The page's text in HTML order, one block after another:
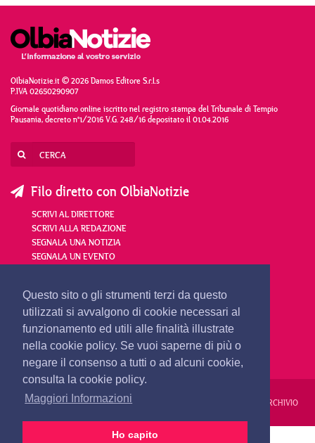
Questo sito o gli strumenti terzi da questo
utilizzati si avvalgono di cookie necessari al
funzionamento ed utili alle finalità illustrate
nella cookie policy. Se vuoi saperne di più o
negare il consenso a tutti o ad alcuni cookie,
consulta la cookie policy.
Maggiori Informazioni
Ho capito
OlbiaNotizie.it © 2026 Damos Editore S.r.l.s
P.IVA 02650290907
Giornale quotidiano online iscritto nel registro stampa del Tribunale di Tempio
Pausania, decreto n°1/2016 V.G. 248/16 depositato il 01.04.2016
Filo diretto con OlbiaNotizie
SCRIVI AL DIRETTORE
SCRIVI ALLA REDAZIONE
SEGNALA UNA NOTIZIA
SEGNALA UN EVENTO
redazione@olbianotizie.it
REDAZIONE PUBBLICITÀ PRIVACY E COOKIES ARCHIVIO